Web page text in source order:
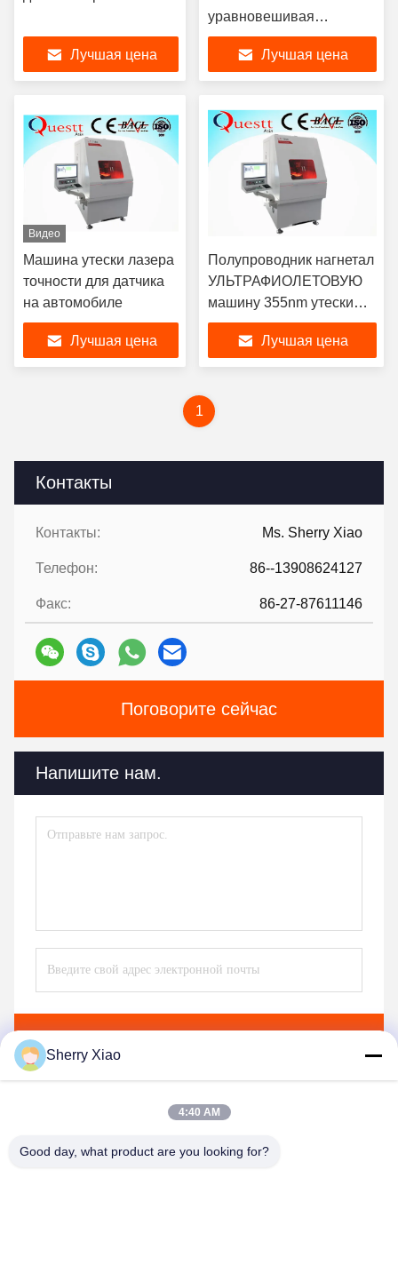
Контакты
Контакты: Ms. Sherry Xiao
Телефон: 86--13908624127
Факс: 86-27-87611146
Поговорите сейчас
Напишите нам.
Лучшая цена
уравновешивая
полотенце microfiber
Лучшая цена
Видео
Машина утески лазера
точности для датчика
на автомобиле
Лучшая цена
Полупроводник нагнетал
УЛЬТРАФИОЛЕТОВУЮ
машину 355nm утески
лазера охлаженное
воздухомЛучшая цена
1
Sherry Xiao
4:40 AM
Good day, what product are you looking for?